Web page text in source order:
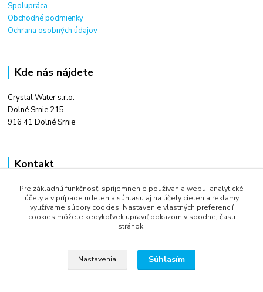
Spolupráca
Obchodné podmienky
Ochrana osobných údajov
Kde nás nájdete
Crystal Water s.r.o.
Dolné Srnie 215
916 41 Dolné Srnie
Kontakt
Ing. Tomáš Kováč
+421 948 666 880
9:00 - 16:00
Pre základnú funkčnosť, spríjemnenie používania webu, analytické
účely a v prípade udelenia súhlasu aj na účely cielenia reklamy
využívame súbory cookies. Nastavenie vlastných preferencií
cookies môžete kedykoľvek upraviť odkazom v spodnej časti
stránok.
Nastavenia Súhlasím